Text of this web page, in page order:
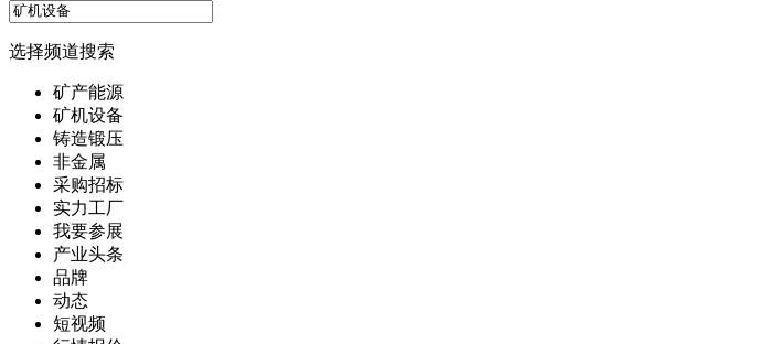
选择频道搜索
矿产能源
矿机设备
铸造锻压
非金属
采购招标
实力工厂
我要参展
产业头条
品牌
动态
短视频